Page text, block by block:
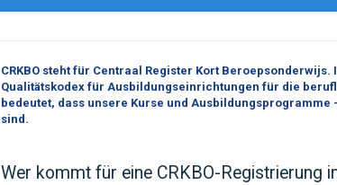
CRKBO steht für Centraal Register Kort Beroepsonderwijs.
Qualitätskodex für Ausbildungseinrichtungen für die
bedeutet, dass unsere Kurse und
sind.
Wer kommt für eine CRKBO-Registrierung